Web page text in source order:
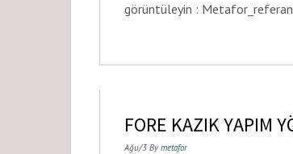
görüntüleyin :
FORE KAZIK YAPIM
Ağu/3 By metafor